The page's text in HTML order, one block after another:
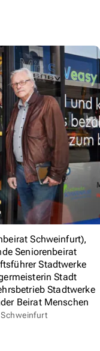
Schweinfurt),
Seniorenbeirat
Stadtwerke
Stadt
Stadtwerke
Beirat Menschen